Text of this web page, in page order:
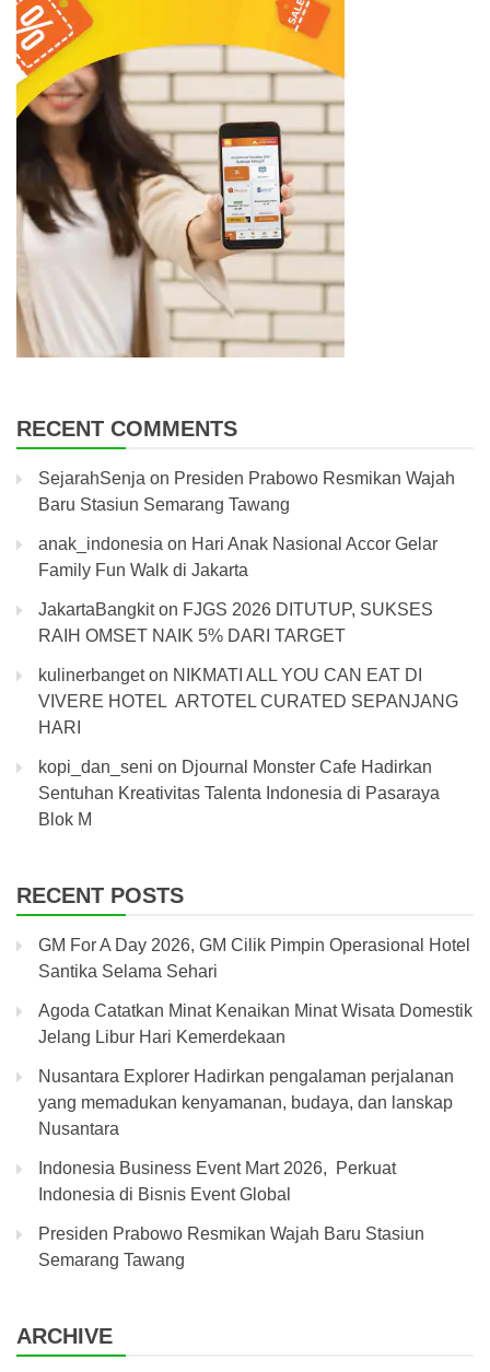
RECENT COMMENTS
SejarahSenja on Presiden Prabowo Resmikan Wajah
Baru Stasiun Semarang Tawang
anak_indonesia on Hari Anak Nasional Accor Gelar
Family Fun Walk di Jakarta
JakartaBangkiton FJGS 2026 DITUTUP, SUKSES
RAIH OMSET NAIK 5% DARI TARGET
kulinerbangeton NIKMATI ALL YOU CAN EAT DI
VIVERE HOTEL ARTOTEL CURATED SEPANJANG
HARI
kopi_dan_seni on Djournal Monster Cafe Hadirkan
Sentuhan Kreativitas Talenta Indonesia di Pasaraya
Blok M
RECENT POSTS
GM For A Day 2026, GM Cilik Pimpin Operasional Hotel
Santika Selama Sehari
Agoda Catatkan Minat Kenaikan Minat Wisata Domestik
Jelang Libur Hari Kemerdekaan
Nusantara Explorer Hadirkan pengalaman perjalanan
yang memadukan kenyamanan, budaya, dan lanskap
Nusantara
Indonesia Business Event Mart 2026, Perkuat
Indonesia di Bisnis Event Global
Presiden Prabowo Resmikan Wajah Baru Stasiun
Semarang Tawang
ARCHIVE